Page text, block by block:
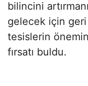
bilincini
gelecek için
tesislerin
fırsatı buldu.